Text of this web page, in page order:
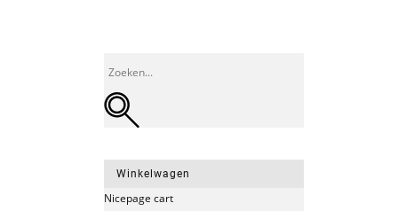
Winkelwagen
Nicepage cart